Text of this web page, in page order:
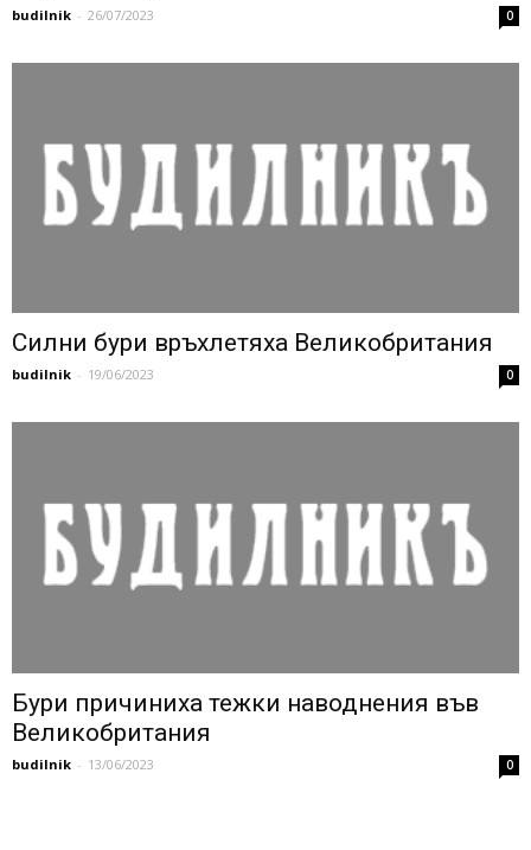
budilnik - 26/07/2023 0
Силни бури връхлетяха Великобритания
budilnik - 19/06/2023 0
Бури причиниха тежки наводнения във
Великобритания
budilnik - 13/06/2023 0